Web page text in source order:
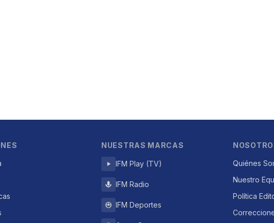
NUESTRAS MARCAS
IFM Play (TV)
IFM Radio
IFM Deportes
Quiénes
Nuestro
Política